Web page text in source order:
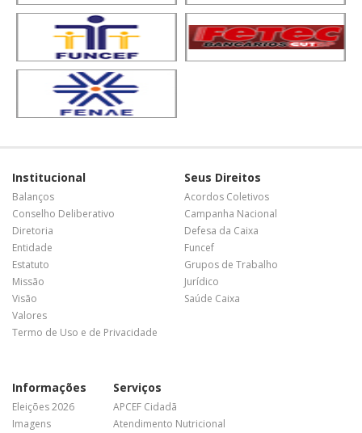
Institucional
Balanços
Conselho Deliberativo
Diretoria
Entidade
Estatuto
Missão
Visão
Valores
Termo de Uso e de Privacidade
Seus Direitos
Acordos Coletivos
Campanha Nacional
Defesa da Caixa
Funcef
Grupos de Trabalho
Jurídico
Saúde Caixa
Informações
Eleições 2026
Imagens
Serviços
APCEF Cidadã
Atendimento Nutricional